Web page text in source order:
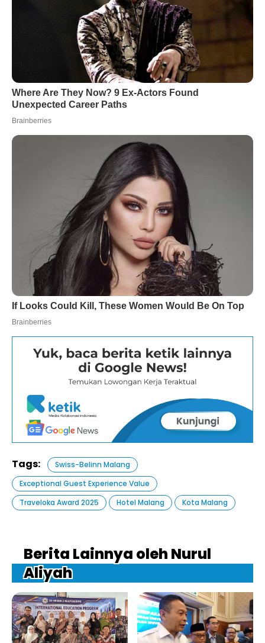
Tags:
Swiss-Belinn Malang
Exceptional Guest Experience Value
Traveloka Award 2025
Hotel Malang Kota Malang
Berita Lainnya oleh Nurul
Aliyah